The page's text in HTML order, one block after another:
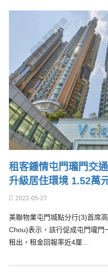
租客鍾情屯門瓏門交
升級居住環境 1.52萬
2022-05-27
美聯物業屯門城點分行(3)首席
Chou)表示，該行促成屯門瓏門
租出，租金回報率近4厘…